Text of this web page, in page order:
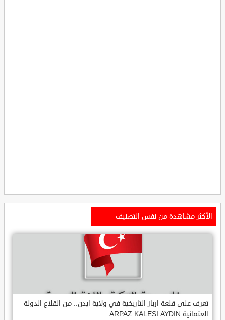
الأكثر مشاهدة من نفس التصنيف
تعرف على قلعة ارباز التاريخية في ولاية ايدن.. من القلاع الدولة
العثمانية ARPAZ KALESI AYDIN